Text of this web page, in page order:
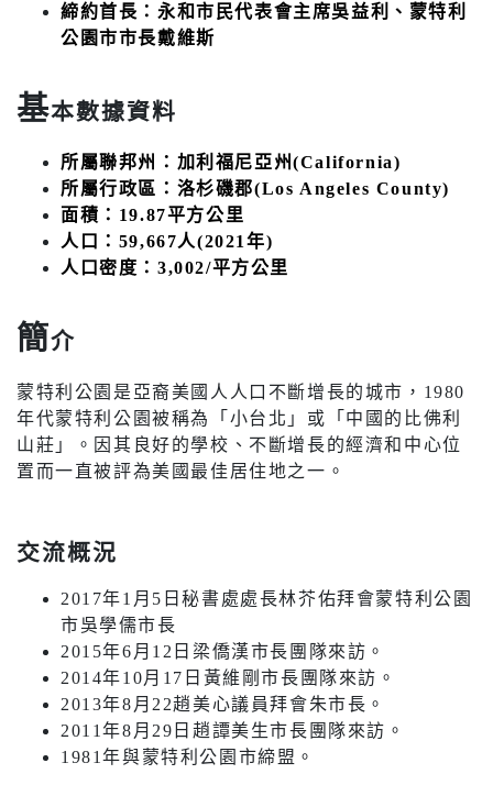
締約首長：永和市民代表會主席吳益利、蒙特利
公園市市長戴維斯
基本數據資料
所屬聯邦州：加利福尼亞州(California)
所屬行政區：洛杉磯郡(Los Angeles County)
面積：19.87平方公里
人口：59,667人(2021年)
人口密度：3,002/平方公里
簡介
蒙特利公園是亞裔美國人人口不斷增長的城市，1980
年代蒙特利公園被稱為「小台北」或「中國的比佛利
山莊」。因其良好的學校、不斷增長的經濟和中心位
置而一直被評為美國最佳居住地之一。
交流概況
2017年1月5日秘書處處長林芥佑拜會蒙特利公園
市吳學儒市長
2015年6月12日梁僑漢市長團隊來訪。
2014年10月17日黃維剛市長團隊來訪。
2013年8月22趙美心議員拜會朱市長。
2011年8月29日趙譚美生市長團隊來訪。
1981年與蒙特利公園市締盟。